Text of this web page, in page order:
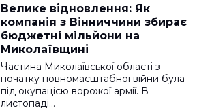
Велике відновлення: Як
компанія з Вінниччини збирає
бюджетні мільйони на
Миколаївщині
Частина Миколаївської області з
початку повномасштабної війни була
під окупацією ворожої армії. В
листопаді…